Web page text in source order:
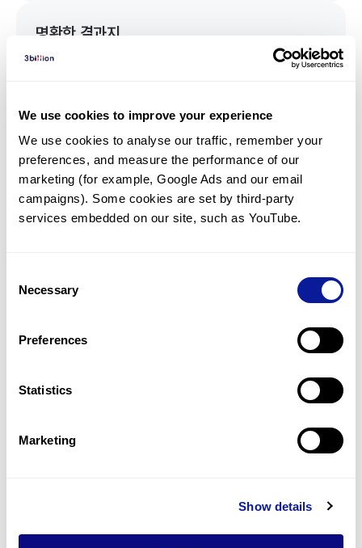
We use cookies to improve your experience
We use cookies to analyse our traffic, remember your
preferences, and measure the performance of our
marketing (for example, Google Ads and our email
campaigns). Some cookies are set by third-party
services embedded on our site, such as YouTube.
Selection
Necessary
Preferences
Statistics
Marketing
Show details
명확한 결과지
임상유전학팀과 소통
궁금한 점을 임상유전학팀과 직접 논의 할 수 있습니다.
문의하기
미진단된 경우에 재분석을 통해 후속 케어를 받을 수 있습니다.
최신 유전학 정보 제공
블로그와 뉴스레터를 통해 최신 유전학 정보를 제공해 드립니다.
쓰리빌리언은 유전자 진단에 필요한 여러 기술의 개발과 도입에 힘쓰고 있습니
더 정확한 변이 해석과 높은 진단율을 위한 쓰리빌리언의 기술에 대해 알아보